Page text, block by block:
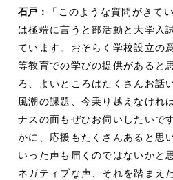
石戸 ：
「このような質問がきて
は極端に言うと部活動と大学入
ています。おそらく学校設立の
等教育での学びの提供があると
ろ、よいところはたくさんお話
風潮の課題、今乗り越えなけれ
ナスの面もぜひお伺いしたいで
かに、応援もたくさんあると思
いった声も届くのではないかと
ネガティブな声、それを踏まえ